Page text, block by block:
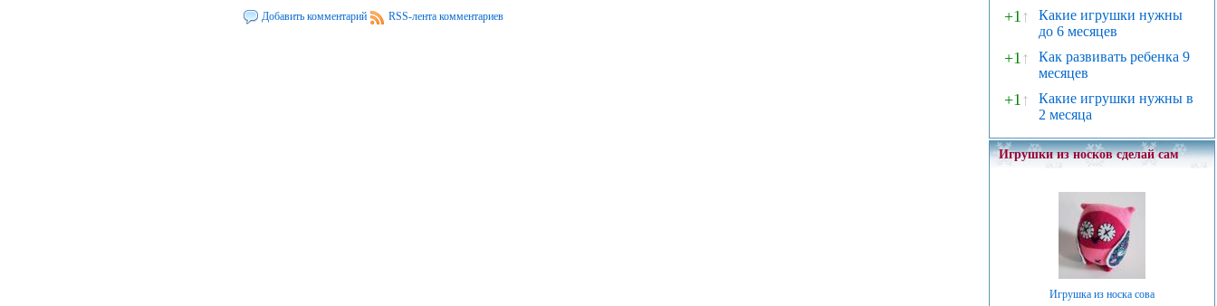
Добавить комментарий RSS-лента комментариев +1↑
Какие игрушки нужны
до 6 месяцев
+1↑
Как развивать ребенка 9
месяцев
+1↑
Какие игрушки нужны в
2 месяца
Игрушки из носков сделай сам
Игрушка из носка сова